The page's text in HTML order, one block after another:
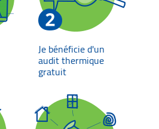
Je bénéficie d'un
audit thermique
gratuit